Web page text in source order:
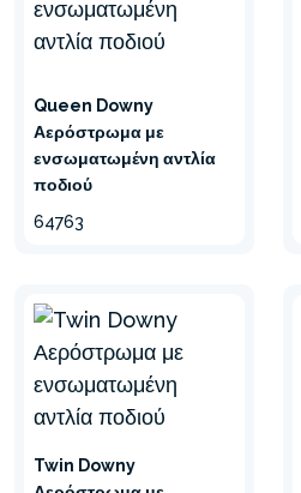
Queen Downy
Αερόστρωμα με
ενσωματωμένη αντλία
ποδιού
64763
Twin Downy